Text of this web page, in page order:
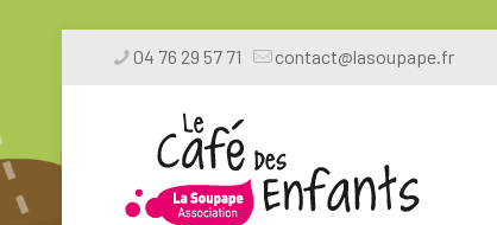
04 76 29 57 71 contact@lasoupape.fr